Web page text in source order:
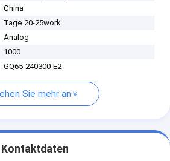
China
Tage 20-25work
Analog
1000
GQ65-240300-E2
Sie mehr an
Kontaktdaten